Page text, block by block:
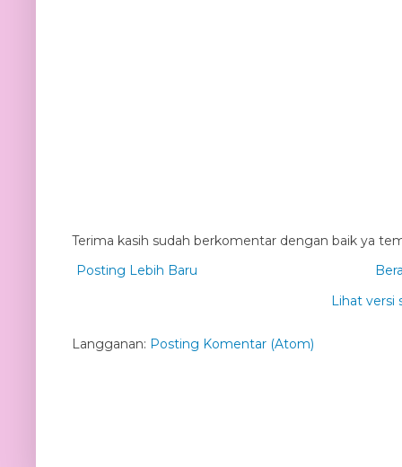
Terima kasih sudah berkomentar dengan baik ya
Posting Lebih Baru
Lihat versi
Langganan: Posting Komentar (Atom)